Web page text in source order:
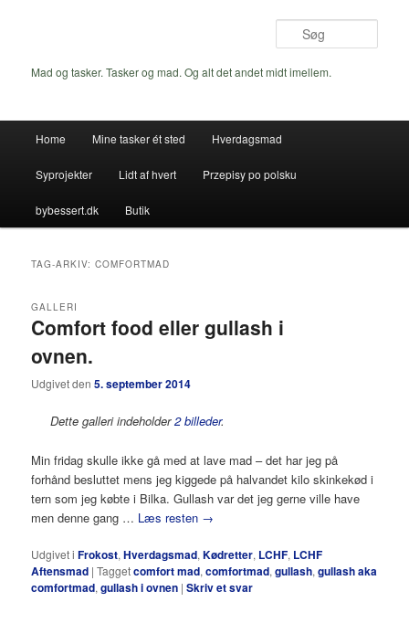
indhold
indholdMad og tasker. Tasker og mad. Og alt det andet midt imellem.
Home Mine tasker ét sted Hverdagsmad
Syprojekter Lidt af hvert Przepisy po polsku
bybessert.dk Butik
TAG-ARKIV:COMFORTMAD
Comfort food eller gullash i
ovnen.
GALLERI
Udgivet den5. september 2014
Dette galleri indeholder2 billeder.
Min fridag skulle ikke gå med at lave mad – det har jeg på
forhånd besluttet mens jeg kiggede på halvandet kilo skinkekød i
tern som jeg købte i Bilka. Gullash var det jeg gerne ville have
men denne gang … Læs resten →
Udgivet i Frokost,Hverdagsmad,Kødretter, LCHF, LCHF
Aftensmad |Taggetcomfort mad,comfortmad,gullash,gullash aka
comfortmad,gullash i ovnen |Skriv et svar